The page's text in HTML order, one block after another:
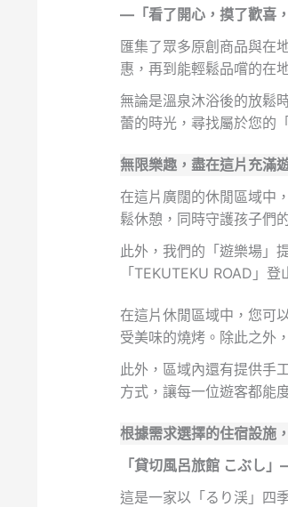
—「看了開心，摸了歡喜
匯集了眾多原創商品與在
惠，再到能輕鬆品嚐的在
無論是溫泉沐浴後的放鬆
蕾的時光，尋找屬於您的
無限樂趣，盡在這片充滿
在這片廣闊的休閒區域中
鬆休憩，同時守護孩子們
此外，我們的「遊樂場」
「TEKUTEKU ROAD」
在這片休閒區域中，您可
受美味的燒烤。除此之外
此外，區域內還有提供手
方式，讓每一位遊客都能
根據需求選擇的住宿設施
「貸切風呂旅館 こぶし
這是一家以「るり渓」四